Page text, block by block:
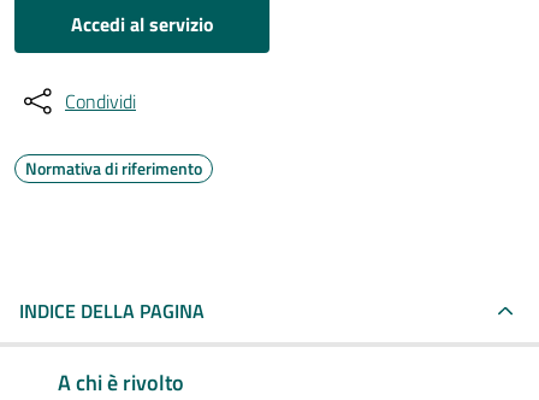
Accedi al servizio
Condividi
Normativa di riferimento
INDICE DELLA PAGINA
A chi è rivolto